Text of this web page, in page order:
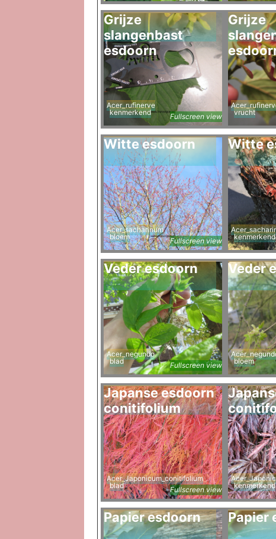
Grijze
slangenbast
esdoorn
Acer_rufinerve
kenmerkend
Fullscreen view
Grijze
vrucht
Witte esdoorn
Acer_sacharinum
bloem
Fullscreen view
Witte
kenmerkend
Veder esdoorn
Acer_negundo
blad
Fullscreen view
Veder
bloem
Japanse esdoorn
conitifolium
Acer_Japonicum_conitifolium
blad
Fullscreen view
kenmerkend
Papier esdoorn Papier